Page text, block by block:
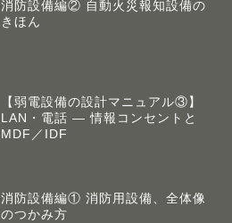
消防設備編② 自動火災報知設備の
きほん
【弱電設備の設計マニュアル③】
LAN・電話 ― 情報コンセントと
MDF／IDF
消防設備編① 消防用設備、全体像
のつかみ方